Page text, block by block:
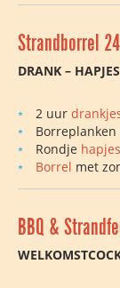
Strandborrel
DRANK – HAPJES
2 uur
Rondje hapjes
Borrel met
BBQ &